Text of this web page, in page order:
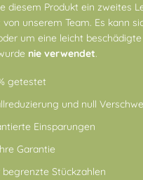
diesem Produkt ein zweites
von unserem Team. Es kann
um eine leicht
nie verwendet.
getestet
und null
Einsparungen
Garantie
begrenzte Stückzahlen